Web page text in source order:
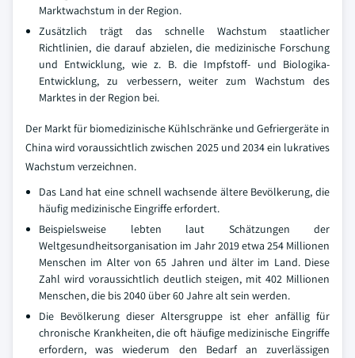
Marktwachstum in der Region.
Zusätzlich trägt das schnelle Wachstum staatlicher
Richtlinien, die darauf abzielen, die medizinische Forschung
und Entwicklung, wie z. B. die Impfstoff- und Biologika-
Entwicklung, zu verbessern, weiter zum Wachstum des
Marktes in der Region bei.
Der Markt für biomedizinische Kühlschränke und Gefriergeräte in
China wird voraussichtlich zwischen 2025 und 2034 ein lukratives
Wachstum verzeichnen.
Das Land hat eine schnell wachsende ältere Bevölkerung, die
häufig medizinische Eingriffe erfordert.
Beispielsweise lebten laut Schätzungen der
Weltgesundheitsorganisation im Jahr 2019 etwa 254 Millionen
Menschen im Alter von 65 Jahren und älter im Land. Diese
Zahl wird voraussichtlich deutlich steigen, mit 402 Millionen
Menschen, die bis 2040 über 60 Jahre alt sein werden.
Die Bevölkerung dieser Altersgruppe ist eher anfällig für
chronische Krankheiten, die oft häufige medizinische Eingriffe
erfordern, was wiederum den Bedarf an zuverlässigen